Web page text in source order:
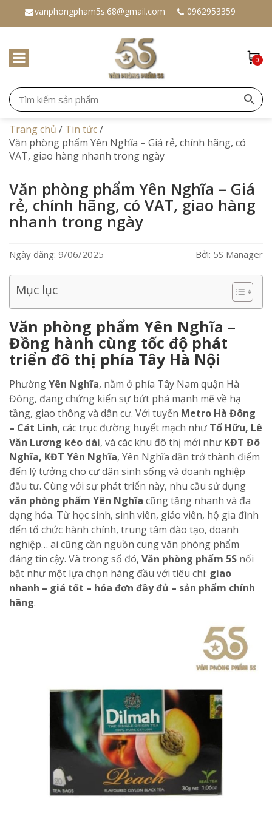
vanphongpham5s.68@gmail.com 0962953359
0
Trang chủ / Tin tức/
Văn phòng phẩm Yên Nghĩa – Giá rẻ, chính hãng, có
VAT, giao hàng nhanh trong ngày
Văn phòng phẩm Yên Nghĩa – Giá
rẻ, chính hãng, có VAT, giao hàng
nhanh trong ngày
Ngày đăng: 9/06/2025 Bởi: 5S Manager
Mục lục
Văn phòng phẩm Yên Nghĩa –
Đồng hành cùng tốc độ phát
triển đô thị phía Tây Hà Nội
PhườngYên Nghĩa, nằm ở phía Tây Nam quận Hà
Đông, đang chứng kiến sự bứt phá mạnh mẽ về hạ
tầng, giao thông và dân cư. Với tuyến Metro Hà Đông
– Cát Linh, các trục đường huyết mạch như Tố Hữu, Lê
Văn Lương kéo dài, và các khu đô thị mới như KĐT Đô
Nghĩa, KĐT Yên Nghĩa, Yên Nghĩa dần trở thành điểm
đến lý tưởng cho cư dân sinh sống và doanh nghiệp
đầu tư. Cùng với sự phát triển này, nhu cầu sử dụng
văn phòng phẩm Yên Nghĩa cũng tăng nhanh và đa
dạng hóa. Từ học sinh, sinh viên, giáo viên, hộ gia đình
đến tổ chức hành chính, trung tâm đào tạo, doanh
nghiệp… ai cũng cần nguồn cung văn phòng phẩm
đáng tin cậy. Và trong số đó, Văn phòng phẩm 5S nổi
bật như một lựa chọn hàng đầu với tiêu chí: giao
nhanh – giá tốt – hóa đơn đầy đủ – sản phẩm chính
hãng.